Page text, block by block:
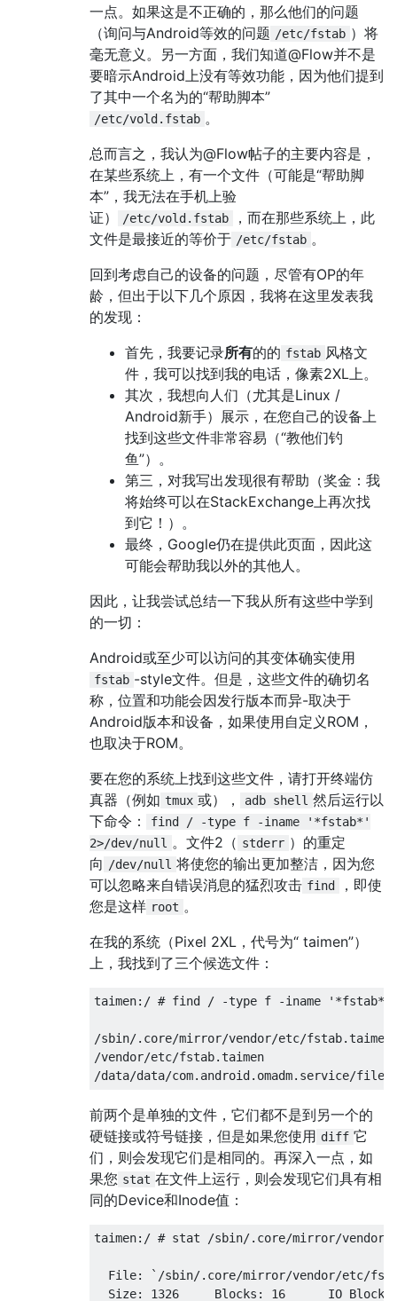
一点。如果这是不正确的，那么他们的问题
（询问与Android等效的问题 /etc/fstab ）将
毫无意义。另一方面，我们知道@Flow并不是
要暗示Android上没有等效功能，因为他们提到
了其中一个名为的“帮助脚本”
/etc/vold.fstab 。
总而言之，我认为@Flow帖子的主要内容是，
在某些系统上，有一个文件（可能是“帮助脚
本”，我无法在手机上验
证）
/etc/vold.fstab
，而在那些系统上，此
文件是最接近的等价于 /etc/fstab 。
回到考虑自己的设备的问题，尽管有OP的年
龄，但出于以下几个原因，我将在这里发表我
的发现：
首先，我要记录所有的的 fstab 风格文
件，我可以找到我的电话，像素2XL上。
其次，我想向人们（尤其是Linux /
Android新手）展示，在您自己的设备上
找到这些文件非常容易（“教他们钓
鱼”）。
第三，对我写出发现很有帮助（奖金：我
将始终可以在StackExchange上再次找
到它！）。
最终，Google仍在提供此页面，因此这
可能会帮助我以外的其他人。
因此，让我尝试总结一下我从所有这些中学到
的一切：
Android或至少可以访问的其变体确实使用
fstab -style文件。但是，这些文件的确切名
称，位置和功能会因发行版本而异-取决于
Android版本和设备，如果使用自定义ROM，
也取决于ROM。
要在您的系统上找到这些文件，请打开终端仿
真器（例如 tmux 或）， adb shell 然后运行以
下命令：
find / -type f -iname '*fstab*'
2>/dev/null
。文件2（ stderr ）的重定
向 /dev/null 将使您的输出更加整洁，因为您
可以忽略来自错误消息的猛烈攻击 find
，即使
您是这样 root 。
在我的系统（Pixel 2XL，代号为“ taimen”）
上，我找到了三个候选文件：
taimen:/ # find / -type f -iname '*fstab*'
/sbin/.core/mirror/vendor/etc/fstab.taimen
/vendor/etc/fstab.taimen
前两个是单独的文件，它们都不是到另一个的
硬链接或符号链接，但是如果您使用 diff 它
们，则会发现它们是相同的。再深入一点，如
果您 stat 在文件上运行，则会发现它们具有相
同的Device和Inode值：
taimen:/ # stat /sbin/.core/mirror/vendor/
File: `/sbin/.core/mirror/vendor/etc/
Size: 1326     Blocks: 16      IO